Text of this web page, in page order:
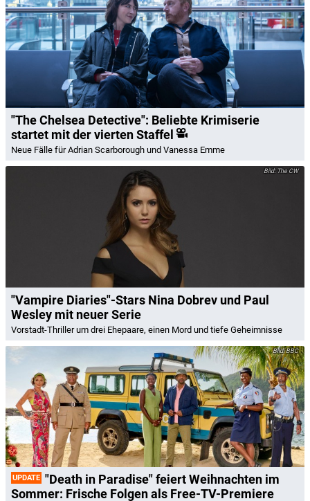
"The Chelsea Detective": Beliebte Krimiserie
startet mit der vierten Staffel
Neue Fälle für Adrian Scarborough und Vanessa Emme
The CW
"Vampire Diaries"-Stars Nina Dobrev und Paul
Wesley mit neuer Serie
Vorstadt-Thriller um drei Ehepaare, einen Mord und tiefe Geheimnisse
BBC
UPDATE "Death in Paradise" feiert Weihnachten im
Sommer: Frische Folgen als Free-TV-Premiere